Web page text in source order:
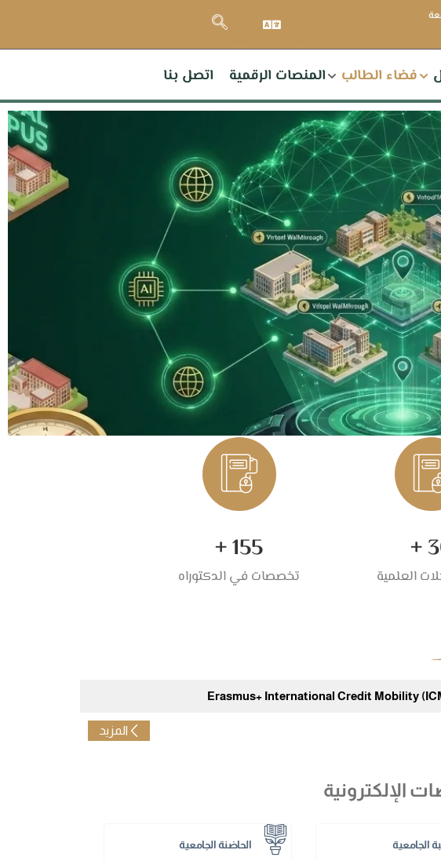
فضاء الطالب المنصات الرقمية اتصل بنا
+
العلمية
155
+
تخصصات في الدكتوراه
Erasmus+ International Credit Mobility
المزيد
الإلكترونية
الجامعية الحاضنة الجامعية